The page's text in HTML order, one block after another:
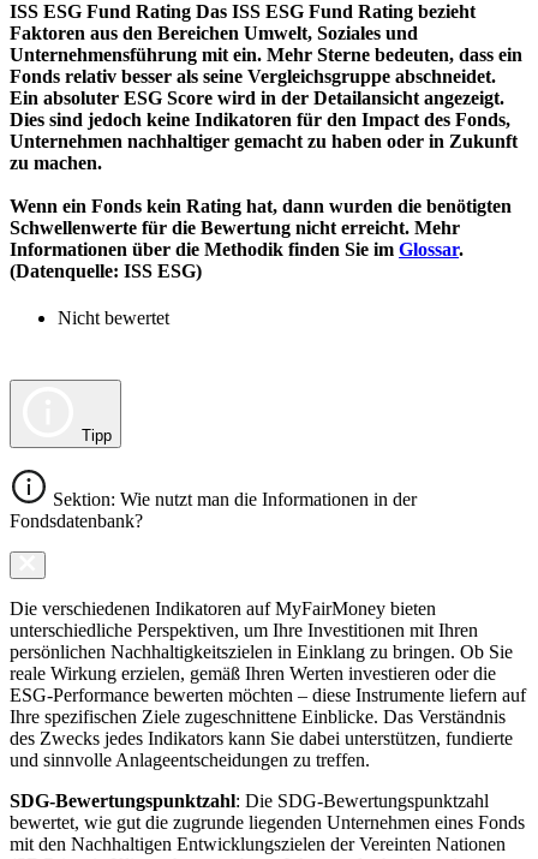
ISS ESG Fund Rating Das ISS ESG Fund Rating bezieht
Faktoren aus den Bereichen Umwelt, Soziales und
Unternehmensführung mit ein. Mehr Sterne bedeuten, dass ein
Fonds relativ besser als seine Vergleichsgruppe abschneidet.
Ein absoluter ESG Score wird in der Detailansicht angezeigt.
Dies sind jedoch keine Indikatoren für den Impact des Fonds,
Unternehmen nachhaltiger gemacht zu haben oder in Zukunft
zu machen.
Wenn ein Fonds kein Rating hat, dann wurden die benötigten
Schwellenwerte für die Bewertung nicht erreicht. Mehr
Informationen über die Methodik finden Sie im Glossar.
(Datenquelle: ISS ESG)
Nicht bewertet
Tipp
Sektion: Wie nutzt man die Informationen in der
Fondsdatenbank?
Die verschiedenen Indikatoren auf MyFairMoney bieten
unterschiedliche Perspektiven, um Ihre Investitionen mit Ihren
persönlichen Nachhaltigkeitszielen in Einklang zu bringen. Ob Sie
reale Wirkung erzielen, gemäß Ihren Werten investieren oder die
ESG-Performance bewerten möchten – diese Instrumente liefern auf
Ihre spezifischen Ziele zugeschnittene Einblicke. Das Verständnis
des Zwecks jedes Indikators kann Sie dabei unterstützen, fundierte
und sinnvolle Anlageentscheidungen zu treffen.
SDG-Bewertungspunktzahl: Die SDG-Bewertungspunktzahl
bewertet, wie gut die zugrunde liegenden Unternehmen eines Fonds
mit den Nachhaltigen Entwicklungszielen der Vereinten Nationen